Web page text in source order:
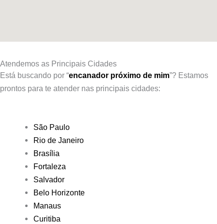
Atendemos as Principais Cidades
Está buscando por “encanador próximo de mim”? Estamos
prontos para te atender nas principais cidades:
São Paulo
Rio de Janeiro
Brasília
Fortaleza
Salvador
Belo Horizonte
Manaus
Curitiba